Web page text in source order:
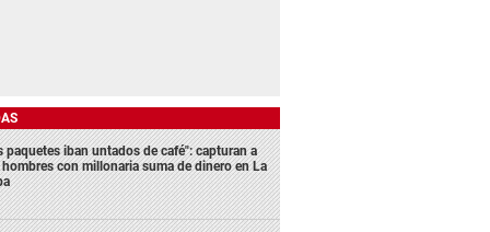
paquetes iban untados de café": capturan a
con millonaria suma de dinero en La